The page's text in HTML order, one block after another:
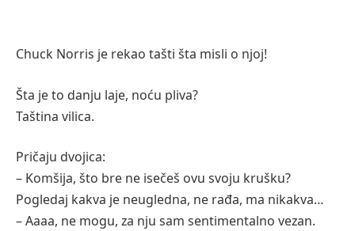
Chuck Norris je rekao tašti šta misli o njoj!
Šta je to danju laje, noću pliva?
Taština vilica.
Pričaju dvojica:
– Komšija, što bre ne isečeš ovu svoju krušku?
Pogledaj kakva je neugledna, ne rađa, ma nikakva…
– Aaaa, ne mogu, za nju sam sentimentalno vezan.